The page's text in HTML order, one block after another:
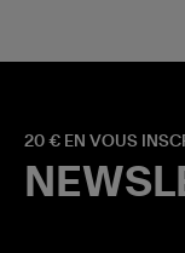
20 € EN VOUS